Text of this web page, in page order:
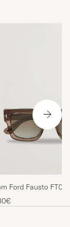
Ford Fausto
Brown/